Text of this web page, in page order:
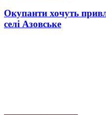
Окупанти хочуть
селі Азовське